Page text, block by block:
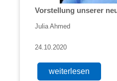
Vorstellung unserer
Julia Ahmed
24.10.2020
weiterlesen